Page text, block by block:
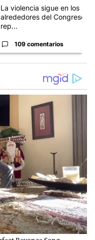
La violencia sigue en los
alrededores del Congreso:
rep...
109 comentarios